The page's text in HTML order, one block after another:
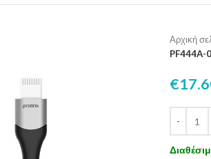
Αρχική
PF444A-
€